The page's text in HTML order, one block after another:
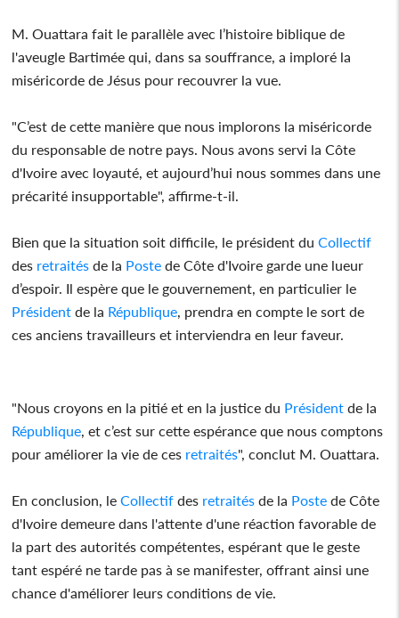
M. Ouattara fait le parallèle avec l’histoire biblique de
l'aveugle Bartimée qui, dans sa souffrance, a imploré la
miséricorde de Jésus pour recouvrer la vue.
"C’est de cette manière que nous implorons la miséricorde
du responsable de notre pays. Nous avons servi la Côte
d'Ivoire avec loyauté, et aujourd’hui nous sommes dans une
précarité insupportable", affirme-t-il.
Bien que la situation soit difficile, le président duCollectif
des retraités de la Poste de Côte d'Ivoire garde une lueur
d’espoir. Il espère que le gouvernement, en particulier le
Président de la République , prendra en compte le sort de
ces anciens travailleurs et interviendra en leur faveur.
"Nous croyons en la pitié et en la justice du Président de la
République , et c’est sur cette espérance que nous comptons
pour améliorer la vie de ces retraités", conclut M. Ouattara.
En conclusion, leCollectif des retraités de la Poste de Côte
d'Ivoire demeure dans l'attente d'une réaction favorable de
la part des autorités compétentes, espérant que le geste
tant espéré ne tarde pas à se manifester, offrant ainsi une
chance d'améliorer leurs conditions de vie.